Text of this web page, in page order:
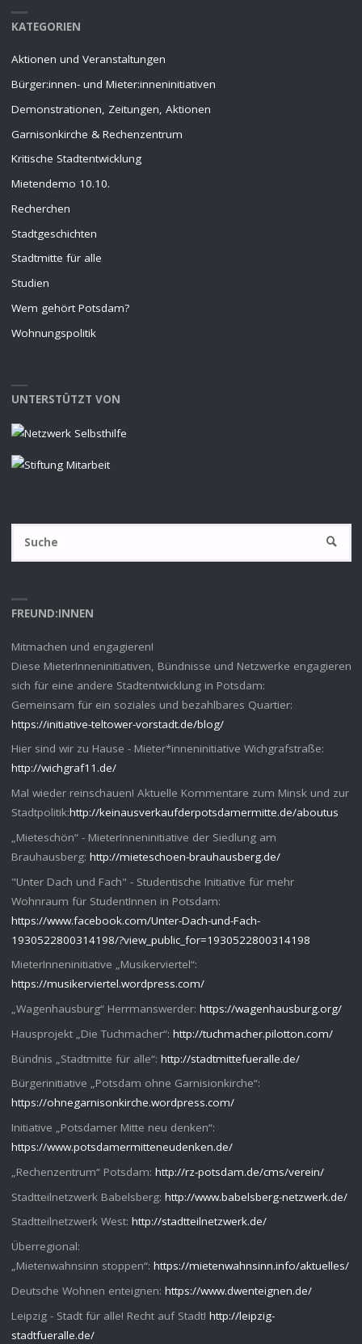
KATEGORIEN
Aktionen und Veranstaltungen
Bürger:innen- und Mieter:inneninitiativen
Demonstrationen, Zeitungen, Aktionen
Garnisonkirche & Rechenzentrum
Kritische Stadtentwicklung
Mietendemo 10.10.
Recherchen
Stadtgeschichten
Stadtmitte für alle
Studien
Wem gehört Potsdam?
Wohnungspolitik
UNTERSTÜTZT VON
SUCHE
FREUND:INNEN
Mitmachen und engagieren!
Diese MieterInneninitiativen, Bündnisse und Netzwerke engagieren
sich für eine andere Stadtentwicklung in Potsdam:
Gemeinsam für ein soziales und bezahlbares Quartier:
https://initiative-teltower-vorstadt.de/blog/
Hier sind wir zu Hause - Mieter*inneninitiative Wichgrafstraße:
http://wichgraf11.de/
Mal wieder reinschauen! Aktuelle Kommentare zum Minsk und zur
Stadtpolitik:http://keinausverkaufderpotsdamermitte.de/aboutus
„Mieteschön“ - MieterInneninitiative der Siedlung am
Brauhausberg: http://mieteschoen-brauhausberg.de/
"Unter Dach und Fach" - Studentische Initiative für mehr
Wohnraum für StudentInnen in Potsdam:
https://www.facebook.com/Unter-Dach-und-Fach-
1930522800314198/?view_public_for=1930522800314198
MieterInneninitiative „Musikerviertel“:
https://musikerviertel.wordpress.com/
„Wagenhausburg“ Herrmanswerder: https://wagenhausburg.org/
Hausprojekt „Die Tuchmacher“: http://tuchmacher.pilotton.com/
Bündnis „Stadtmitte für alle“: http://stadtmittefueralle.de/
Bürgerinitiative „Potsdam ohne Garnisionkirche“:
https://ohnegarnisonkirche.wordpress.com/
Initiative „Potsdamer Mitte neu denken“:
https://www.potsdamermitteneudenken.de/
„Rechenzentrum“ Potsdam: http://rz-potsdam.de/cms/verein/
Stadtteilnetzwerk Babelsberg: http://www.babelsberg-netzwerk.de/
Stadtteilnetzwerk West: http://stadtteilnetzwerk.de/
Überregional:
„Mietenwahnsinn stoppen“: https://mietenwahnsinn.info/aktuelles/
Deutsche Wohnen enteignen: https://www.dwenteignen.de/
Leipzig - Stadt für alle! Recht auf Stadt! http://leipzig-
stadtfueralle.de/